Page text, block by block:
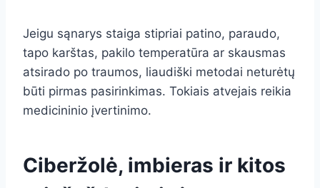
Jeigu sąnarys staiga stipriai patino, paraudo,
tapo karštas, pakilo temperatūra ar skausmas
atsirado po traumos, liaudiški metodai neturėtų
būti pirmas pasirinkimas. Tokiais atvejais reikia
medicininio įvertinimo.
Ciberžolė, imbieras ir kitos